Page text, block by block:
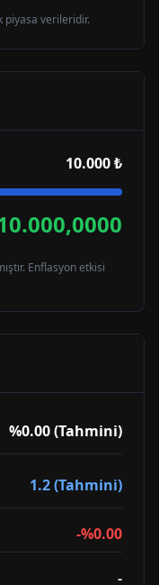
piyasa verileridir.
10.000 ₺
Enflasyon etkisi
%0.00 (Tahmini)
1.2 (Tahmini)
-%0.00
-